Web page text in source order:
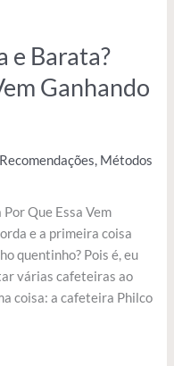
e Barata?
Ganhando
, Métodos
Que Essa Vem
e a primeira coisa
quentinho? Pois é, eu
várias cafeteiras ao
coisa: a cafeteira Philco